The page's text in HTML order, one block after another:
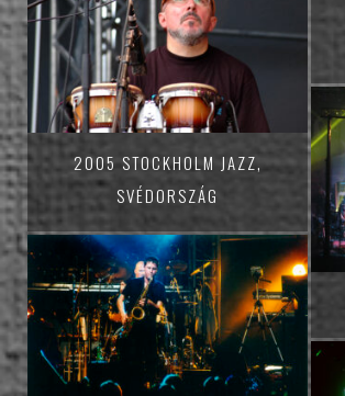
2005 STOCKHOLM JAZZ,
SVÉDORSZÁG